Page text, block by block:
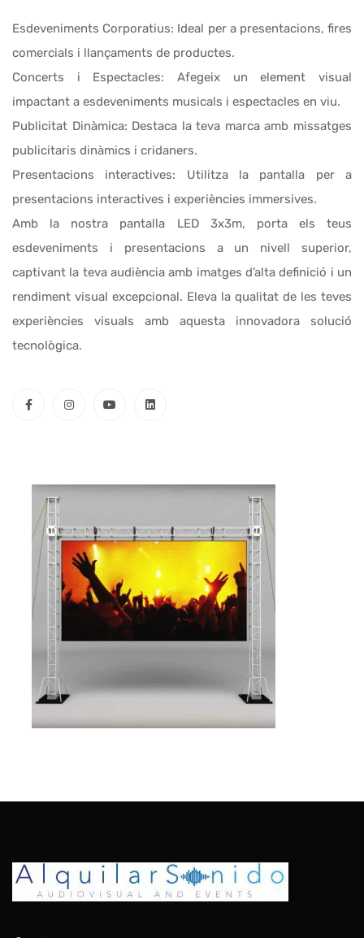
Esdeveniments Corporatius: Ideal per a presentacions, fires
comercials i llançaments de productes.
Concerts i Espectacles: Afegeix un element visual
impactant a esdeveniments musicals i espectacles en viu.
Publicitat Dinàmica: Destaca la teva marca amb missatges
publicitaris dinàmics i cridaners.
Presentacions interactives: Utilitza la pantalla per a
presentacions interactives i experiències immersives.
Amb la nostra pantalla LED 3x3m, porta els teus
esdeveniments i presentacions a un nivell superior,
captivant la teva audiència amb imatges d’alta definició i un
rendiment visual excepcional. Eleva la qualitat de les teves
experiències visuals amb aquesta innovadora solució
tecnològica.